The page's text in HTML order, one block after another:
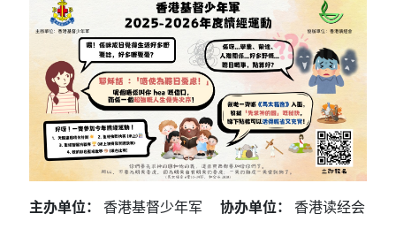
主办单位： 香港基督少年军 协办单位：
香港读经会